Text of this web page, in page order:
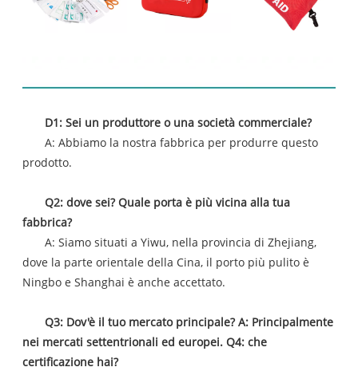
D1: Sei un produttore o una società commerciale?
A: Abbiamo la nostra fabbrica per produrre questo
prodotto.
Q2: dove sei? Quale porta è più vicina alla tua
fabbrica?
A: Siamo situati a Yiwu, nella provincia di Zhejiang,
dove la parte orientale della Cina, il porto più pulito è
Ningbo e Shanghai è anche accettato.
Q3: Dov'è il tuo mercato principale? A: Principalmente
nei mercati settentrionali ed europei. Q4: che
certificazione hai?